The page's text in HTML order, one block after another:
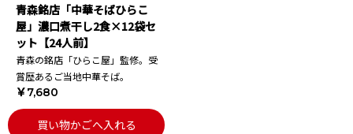
青森銘店「中華そばひらこ
屋」濃口煮干し2食×12袋セ
ット【24人前】
青森の銘店「ひらこ屋」監修。受
賞歴あるご当地中華そば。
￥7,680
買い物かごへ入れる